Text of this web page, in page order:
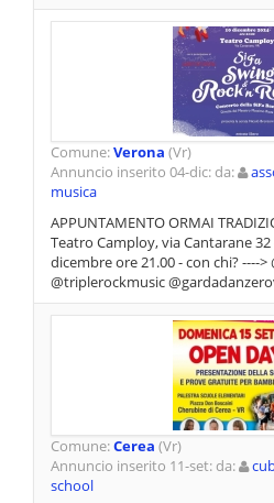
Comune:Verona (Vr)
Annuncio inserito 04-dic: da:
musica
APPUNTAMENTO ORMAI
Teatro Camploy, via Cantarane
dicembre ore 21.00 - con chi? ----
@triplerockmusic
Comune:Cerea (Vr)
Annuncio inserito 11-set: da:
school